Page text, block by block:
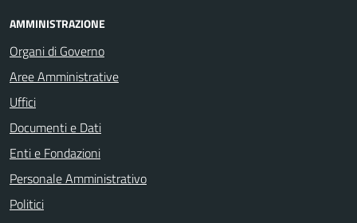
AMMINISTRAZIONE
Organi di Governo
Aree Amministrative
Uffici
Documenti e Dati
Enti e Fondazioni
Personale Amministrativo
Politici